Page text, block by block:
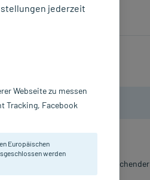
und Vitamin B6. Erfrischender
jederzeit
Webseite zu messen
Tracking, Facebook
Europäischen
werden